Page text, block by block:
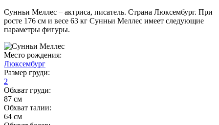
Сунньи Меллес – актриса, писатель. Страна Люксембург. При
росте 176 см и весе 63 кг Сунньи Меллес имеет следующие
параметры фигуры.
Место рождения:
Люксембург
Размер груди:
2
Обхват груди:
87 см
Обхват талии:
64 см